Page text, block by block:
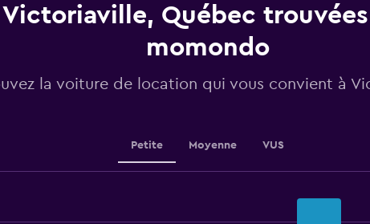
displaying
values.
6.
Victoriaville, Québec
momondo
la voiture de location qui vous convient à
Petite Moyenne VUS